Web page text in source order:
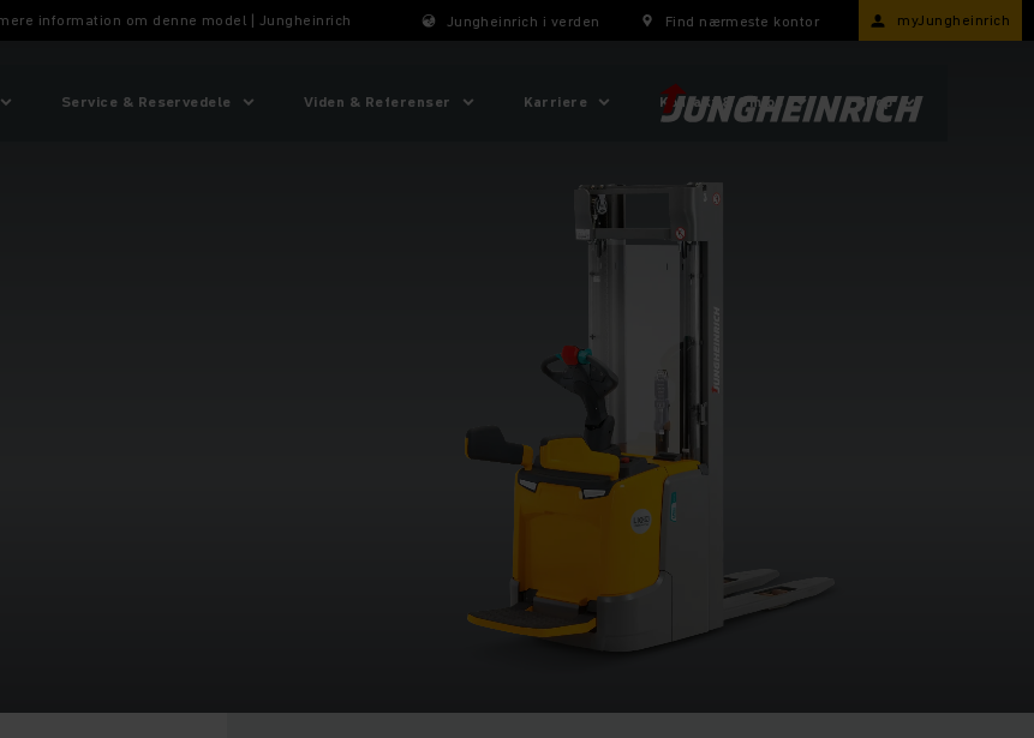
information om denne model | Jungheinrich Jungheinrich i verden Find nærmeste kontor myJungheinrich
Service & Reservedele Viden & Referenser Karriere Kontakt & Om os Shop